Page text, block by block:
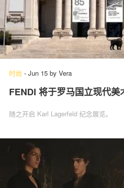
时尚 - Jun 15 by Vera
FENDI 将于罗马国立现代美
随之开启 Karl Lagerfeld 纪念展览。